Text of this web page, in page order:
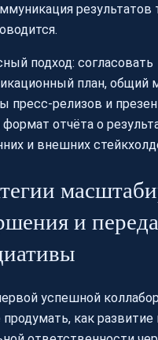
результатов
подход: согласовать
план, общий
пресс-релизов и
отчёта о
и внешних
и
успешной
продумать, как